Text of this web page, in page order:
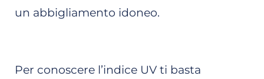
un abbigliamento idoneo.
Per conoscere l’indice UV ti basta